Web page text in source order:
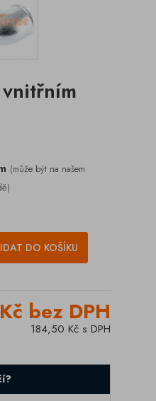
(může být na našem
DO KOŠÍKU
bez DPH
184,50 Kč s DPH